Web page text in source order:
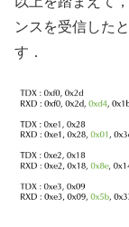
ンスを受信した
す．